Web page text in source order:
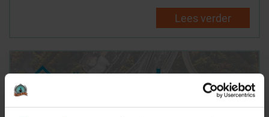
Lees verder